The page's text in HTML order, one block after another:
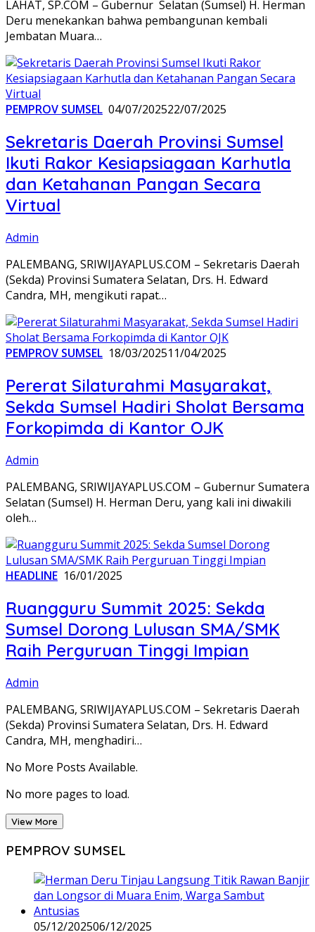
LAHAT, SP.COM – Gubernur Selatan (Sumsel) H. Herman
Deru menekankan bahwa pembangunan kembali
Jembatan Muara…
PEMPROV SUMSEL 04/07/202522/07/2025
Sekretaris Daerah Provinsi Sumsel
Ikuti Rakor Kesiapsiagaan Karhutla
dan Ketahanan Pangan Secara
Virtual
Admin
PALEMBANG, SRIWIJAYAPLUS.COM – Sekretaris Daerah
(Sekda) Provinsi Sumatera Selatan, Drs. H. Edward
Candra, MH, mengikuti rapat…
PEMPROV SUMSEL 18/03/202511/04/2025
Pererat Silaturahmi Masyarakat,
Sekda Sumsel Hadiri Sholat Bersama
Forkopimda di Kantor OJK
Admin
PALEMBANG, SRIWIJAYAPLUS.COM – Gubernur Sumatera
Selatan (Sumsel) H. Herman Deru, yang kali ini diwakili
oleh…
HEADLINE 16/01/2025
Ruangguru Summit 2025: Sekda
Sumsel Dorong Lulusan SMA/SMK
Raih Perguruan Tinggi Impian
Admin
PALEMBANG, SRIWIJAYAPLUS.COM – Sekretaris Daerah
(Sekda) Provinsi Sumatera Selatan, Drs. H. Edward
Candra, MH, menghadiri…
No More Posts Available.
No more pages to load.
View More
PEMPROV SUMSEL
05/12/202506/12/2025